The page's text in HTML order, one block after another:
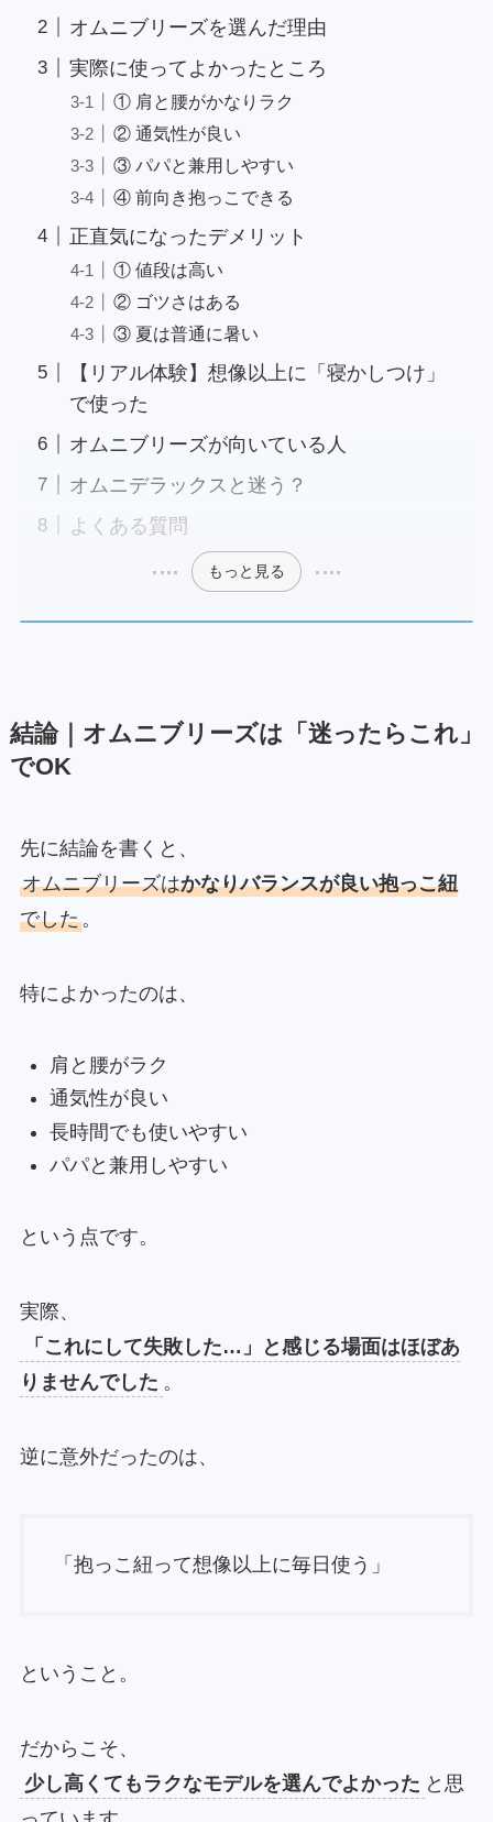
オムニブリーズを選んだ理由
実際に使ってよかったところ
① 肩と腰がかなりラク
② 通気性が良い
③ パパと兼用しやすい
④ 前向き抱っこできる
正直気になったデメリット
① 値段は高い
② ゴツさはある
③ 夏は普通に暑い
【リアル体験】想像以上に「寝かしつけ」
で使った
オムニブリーズが向いている人
オムニデラックスと迷う？
よくある質問
もっと見る
結論｜オムニブリーズは「迷ったらこれ」
でOK
先に結論を書くと、
オムニブリーズはかなりバランスが良い抱っこ紐
でした。
特によかったのは、
肩と腰がラク
通気性が良い
長時間でも使いやすい
パパと兼用しやすい
という点です。
実際、
「これにして失敗した…」と感じる場面はほぼあ
りませんでした 。
逆に意外だったのは、
「抱っこ紐って想像以上に毎日使う」
ということ。
だからこそ、
少し高くてもラクなモデルを選んでよかった と思